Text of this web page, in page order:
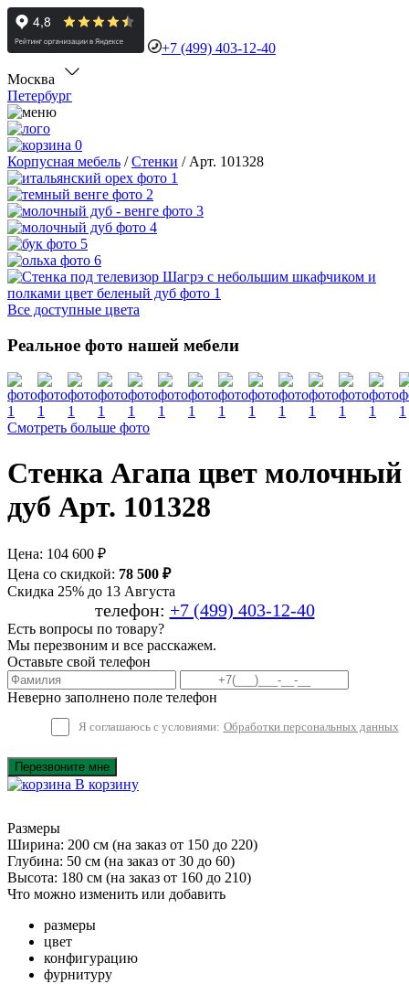
+7 (499) 403-12-40
Москва
Петербург
0
Корпусная мебель /Стенки / Арт. 101328
Все доступные цвета
Реальное фото нашей мебели
Смотреть больше фото
Стенка Агапа цвет молочный
дуб Арт. 101328
Цена: 104 600 ₽
Цена со скидкой: 78 500 ₽
Скидка 25% до 13 Августа
телефон: +7 (499) 403-12-40
Есть вопросы по товару?
Мы перезвоним и все расскажем.
Оставьте свой телефон
Неверно заполнено поле телефон
Я соглашаюсь с условиями: Обработки персональных данных
Перезвоните мне
В корзину
Размеры
Ширина: 200 см (на заказ от 150 до 220)
Глубина: 50 см (на заказ от 30 до 60)
Высота: 180 см (на заказ от 160 до 210)
Что можно изменить или добавить
размеры
цвет
конфигурацию
фурнитуру